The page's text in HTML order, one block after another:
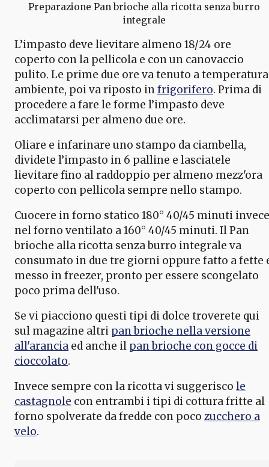
Preparazione Pan brioche alla ricotta senza burro
integrale
L’impasto deve lievitare almeno 18/24 ore
coperto con la pellicola e con un canovaccio
pulito. Le prime due ore va tenuto a temperatura
ambiente, poi va riposto infrigorifero. Prima di
procedere a fare le forme l’impasto deve
acclimatarsi per almeno due ore.
Oliare e infarinare uno stampo da ciambella,
dividete l’impasto in 6 palline e lasciatele
lievitare fino al raddoppio per almeno mezz'ora
coperto con pellicola sempre nello stampo.
Cuocere in forno statico 180° 40/45 minuti invece
nel forno ventilato a 160° 40/45 minuti. Il Pan
brioche alla ricotta senza burro integrale va
consumato in due tre giorni oppure fatto a fette
messo in freezer, pronto per essere scongelato
poco prima dell'uso.
Se vi piacciono questi tipi di dolce troverete qui
sul magazine altri pan brioche nella versione
all'arancia ed anche il pan brioche con gocce di
cioccolato.
Invece sempre con la ricotta vi suggerisco le
castagnole con entrambi i tipi di cottura fritte al
forno spolverate da fredde con poco zucchero a
velo.